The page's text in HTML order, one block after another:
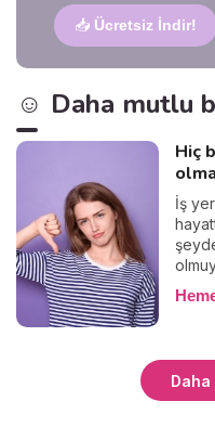
📥 Ücretsiz İndir!
☺️ Daha mutlu
Hiç
İş